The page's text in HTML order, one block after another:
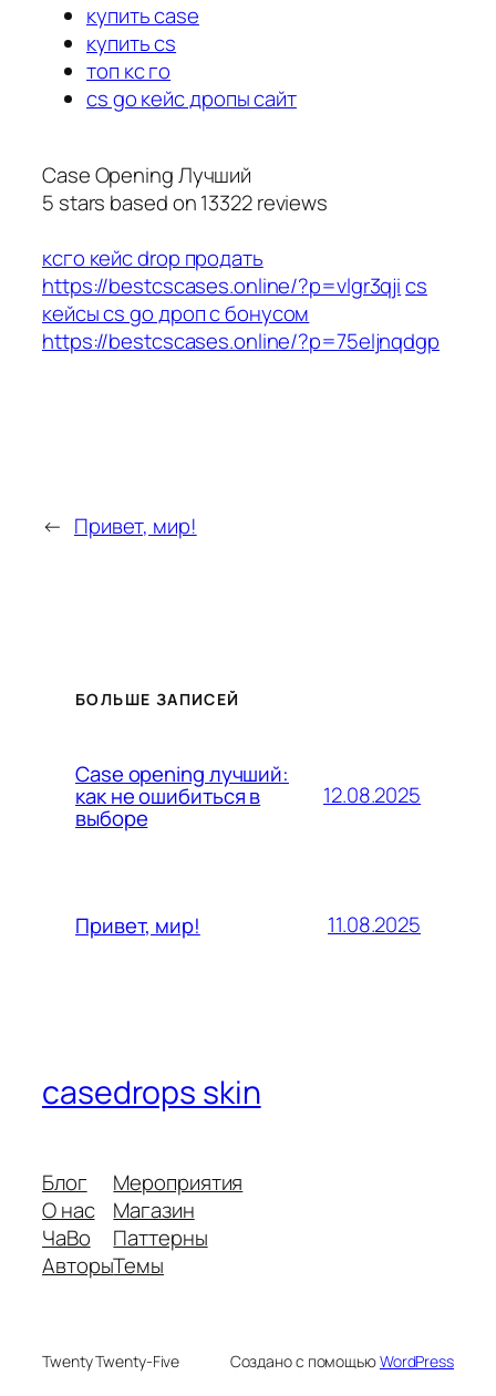
купить case
купить cs
топ кс го
cs go кейс дропы сайт
Case Opening Лучший
5 stars based on13322reviews
ксго кейс drop продать
https://bestcscases.online/?p=vlgr3qjics
кейсы cs go дроп с бонусом
https://bestcscases.online/?p=75eljnqdgp
← Привет, мир!
БОЛЬШЕ ЗАПИСЕЙ
Case opening лучший:
как не ошибиться в
выборе
12.08.2025
Привет, мир! 11.08.2025
casedrops skin
Блог
О нас
ЧаВо
Авторы
Мероприятия
Магазин
Паттерны
Темы
Twenty Twenty-Five Создано с помощьюWordPress